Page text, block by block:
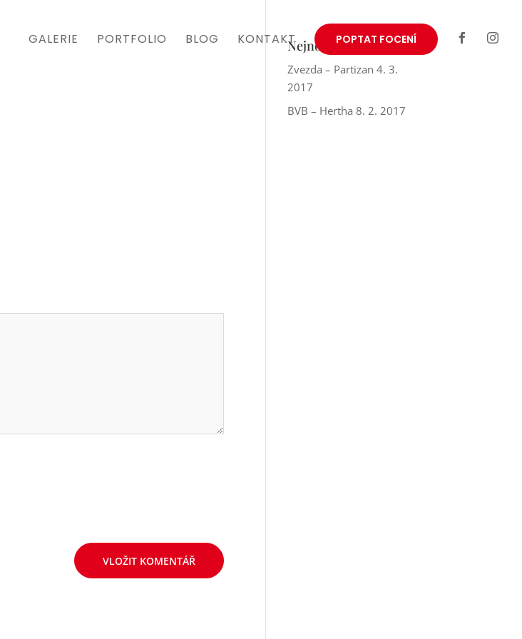
GALERIE PORTFOLIO BLOG KONTAKT POPTAT FOCENÍ  
Nejnovější reporty
Zvezda – Partizan 4. 3.
2017
BVB – Hertha 8. 2. 2017